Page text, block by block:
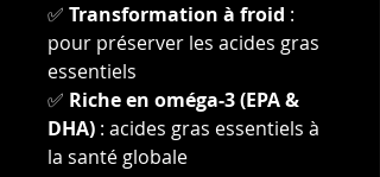
✅ Transformation à froid :
pour préserver les acides gras
essentiels
✅ Riche en oméga-3 (EPA &
DHA) : acides gras essentiels à
la santé globale